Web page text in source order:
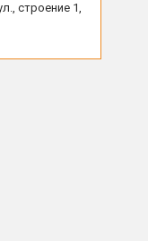
строение 1,